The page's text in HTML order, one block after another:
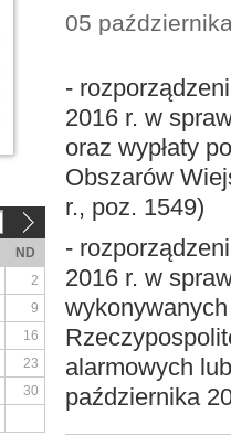
05
-
2016 r. w
oraz wypłaty
Obszarów
r., poz. 1549)
-
2016 r. w
alarmowych
października
ND
2
9
16
23
30